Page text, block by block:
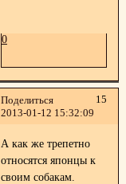
0
Поделиться
15
2013-01-12 15:32:09
А как же трепетно
относятся японцы к
своим собакам.